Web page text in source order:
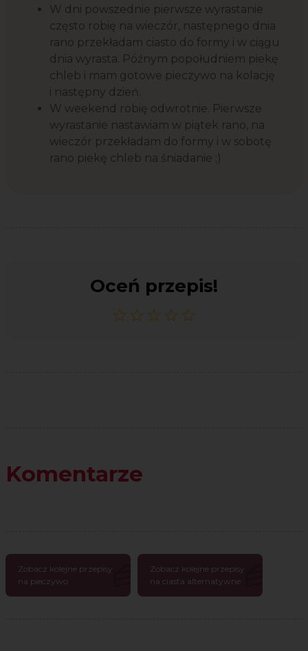
W dni powszednie pierwsze wyrastanie
często robię na wieczór, następnego dnia
rano przekładam ciasto do formy i w ciągu
dnia wyrasta. Późnym popołudniem piekę
chleb i mam gotowe pieczywo na kolację
i następny dzień.
W weekend robię odwrotnie. Pierwsze
wyrastanie nastawiam w piątek rano, na
wieczór przekładam do formy i w sobotę
rano piekę chleb na śniadanie ;)
Oceń przepis!
Komentarze
Zobacz kolejne przepisy
na pieczywo
Zobacz kolejne przepisy
na ciasta alternatywne